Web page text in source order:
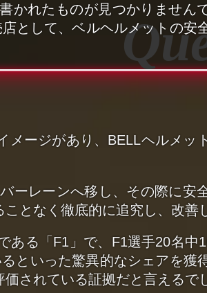
かれたものが見つかりません
として、ベルヘルメットの安
ージがあり、BELLヘルメッ
ーレーンへ移し、その際に安
となく徹底的に追究し、改善
ある「F1」で、F1選手20名
といった驚異的なシェアを獲
されている証拠だと言えるで